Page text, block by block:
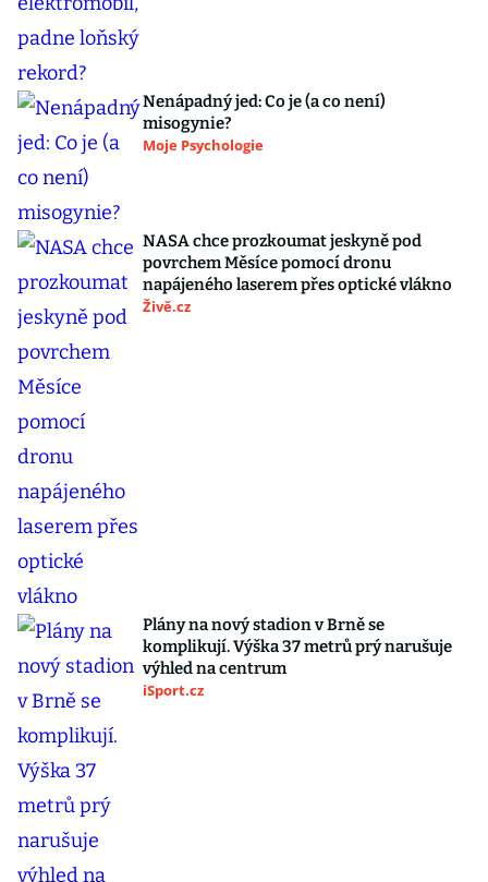
Nenápadný jed: Co je (a co není)
misogynie?
Moje Psychologie
NASA chce prozkoumat jeskyně pod
povrchem Měsíce pomocí dronu
napájeného laserem přes optické vlákno
Živě.cz
Plány na nový stadion v Brně se
komplikují. Výška 37 metrů prý narušuje
výhled na centrum
iSport.cz